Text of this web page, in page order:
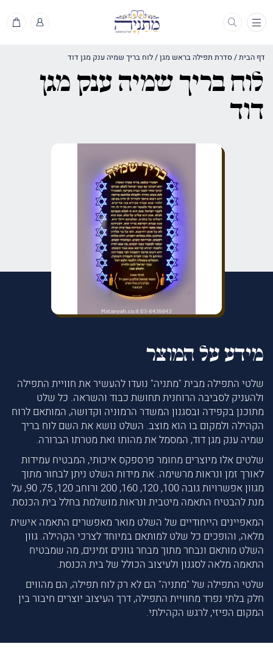
תפריט
דף הבית/סדרת תפילה בראש מגן/לוח בריך שמיה ענק מגן דוד
לוח בריך שמיה ענק מגן
דוד
מידע על המוצר
שלטי התפילה מבית "מתניה" נועדו להעשיר את חוויית התפילה
ולהעניק לסביבה הרוחנית תחושת כבוד והשראה. כל שלט
מתוכנן בקפידה ובסגנון המשדר הרמוניה וקדושה, המותאם לרוח
הקהילה ולמקום בו הוא מוצב. השלט נושא את השם לוח בריך
שמיה ענק מגן דוד, המסמל את מהותו ואת מטרתו הברורה.
שלטים אלו מיוצרים מחומר פרספקס איכותי, המבטיח עמידות
לאורך זמן ונראות מרשימה. את מידות השלט ניתן לבחור מתוך
מגוון אפשרויות גובה 100, 120, 160, 200 ורוחב 120, 75, 90, על
מנת להבטיח התאמה מיטבית ונראות מושלמת בחלל בית הכנסת.
המאפיינים הייחודיים של השלט מואר מאפשרים התאמה אישית
מלאה, והופכים כל שלט למותאם במיוחד לצרכי הקהילה. גוון
השלט מותאם ונבחר מתוך מבחר גוונים זמינים, מה שמבטיח
התאמה מלאה לסגנון ולעיצוב הכולל של בית הכנסת.
שלטי התפילה של "מתניה" הם לא רק לוח תפילה, הם מהווים
חלק בלתי נפרד מחוויית התפילה, דרך העיצוב יוצרים חיבור בין
המקום הפיזי, לרגש הקהילתי.